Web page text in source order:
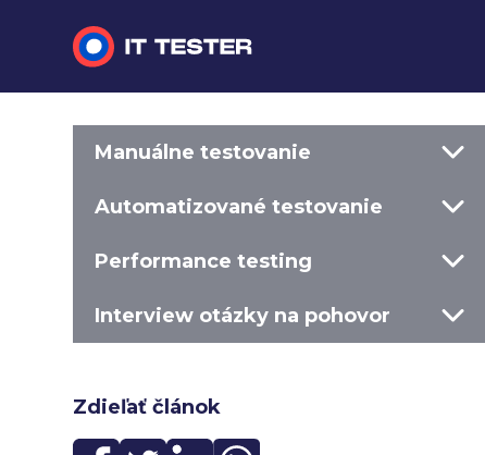
Automatizované testovanie
Performance testing
Interview otázky na pohovor
Slovník
Manuálne testovanie
Automatizované testovanie
Performance testing
Interview otázky na pohovor
Zdieľať článok